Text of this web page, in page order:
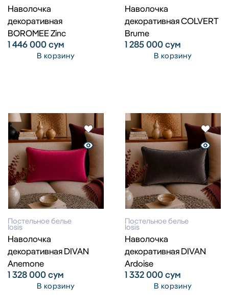
Наволочка
декоративная
BOROMEE Zinc
1 446 000сум
В корзину
Наволочка
декоративная COLVERT
Brume
1 285 000сум
В корзину
Постельное белье
Iosis
Наволочка
декоративная DIVAN
Anemone
1 328 000сум
В корзину
Постельное белье
Iosis
Наволочка
декоративная DIVAN
Ardoise
1 332 000сум
В корзину